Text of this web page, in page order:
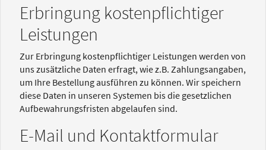
Erbringung kostenpflichtiger
Leistungen
Zur Erbringung kostenpflichtiger Leistungen werden von
uns zusätzliche Daten erfragt, wie z.B. Zahlungsangaben,
um Ihre Bestellung ausführen zu können. Wir speichern
diese Daten in unseren Systemen bis die gesetzlichen
Aufbewahrungsfristen abgelaufen sind.
E-Mail und Kontaktformular